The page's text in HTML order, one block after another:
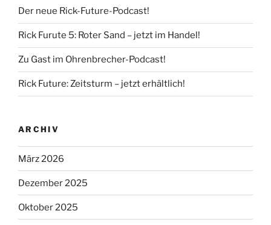
Der neue Rick-Future-Podcast!
Rick Furute 5: Roter Sand – jetzt im Handel!
Zu Gast im Ohrenbrecher-Podcast!
Rick Future: Zeitsturm – jetzt erhältlich!
ARCHIV
März 2026
Dezember 2025
Oktober 2025